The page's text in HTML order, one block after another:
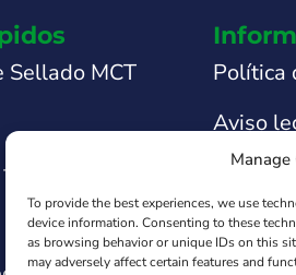
Manage
To provide the best experiences, we use
device information. Consenting to these
as browsing behavior or unique IDs on this
may adversely affect certain features and
Sellado MCT
técnicas
técnica
Política
Aviso
Política